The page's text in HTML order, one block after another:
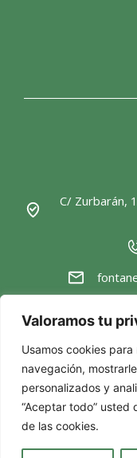
Valoramos tu
Usamos cookies
navegación,
personalizados y
“Aceptar todo” usted
de las cookies.
C/ Zurbarán,